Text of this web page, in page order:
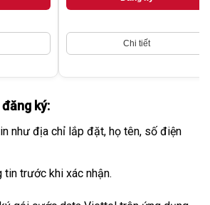
Chi tiết
ký:
như địa chỉ lắp đặt, họ tên, số điện
tin trước khi xác nhận.